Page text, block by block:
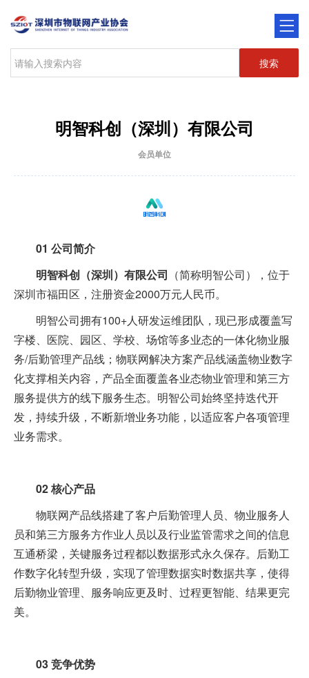
搜索
明智科创（深圳）有限公司
会员单位
01 公司简介
明智科创（深圳）有限公司 （简称明智公司），位于
深圳市福田区，注册资金2000万元人民币。
明智公司拥有100+人研发运维团队，现已形成覆盖写
字楼、医院、园区、学校、场馆等多业态的一体化物业服
务/后勤管理产品线；物联网解决方案产品线涵盖物业数字
化支撑相关内容，产品全面覆盖各业态物业管理和第三方
服务提供方的线下服务生态。明智公司始终坚持迭代开
发，持续升级，不断新增业务功能，以适应客户各项管理
业务需求。
02核心产品
物联网产品线搭建了客户后勤管理人员、物业服务人
员和第三方服务方作业人员以及行业监管需求之间的信息
互通桥梁，关键服务过程都以数据形式永久保存。后勤工
作数字化转型升级，实现了管理数据实时数据共享，使得
后勤物业管理、服务响应更及时、过程更智能、结果更完
美。
03竞争优势